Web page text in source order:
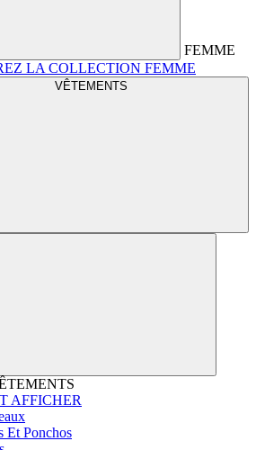
FEMME
LA COLLECTION FEMME
VÊTEMENTS
AFFICHER
Et Ponchos